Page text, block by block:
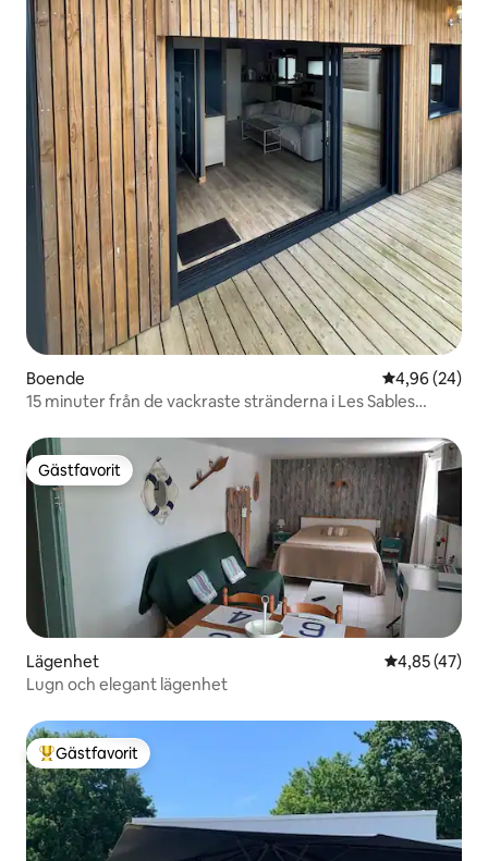
Boende 4,96 av 5 i
4,96 (24)
15 minuter från de vackraste stränderna i Les Sables
Gästfavorit
Gästfavorit
Lägenhet 4,85 av 5 i
4,85 (47)
Lugn och elegant lägenhet
Populär gästfavorit
Gästfavorit